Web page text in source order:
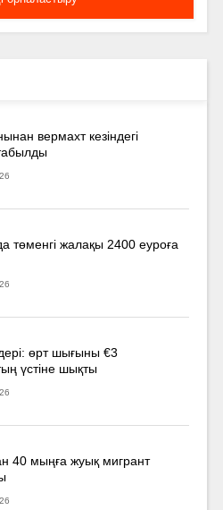
вермахт кезіндегі
төменгі жалақы 2400 еуроға
өрт шығыны €3
үстіне шықты
40 мыңға жуық мигрант